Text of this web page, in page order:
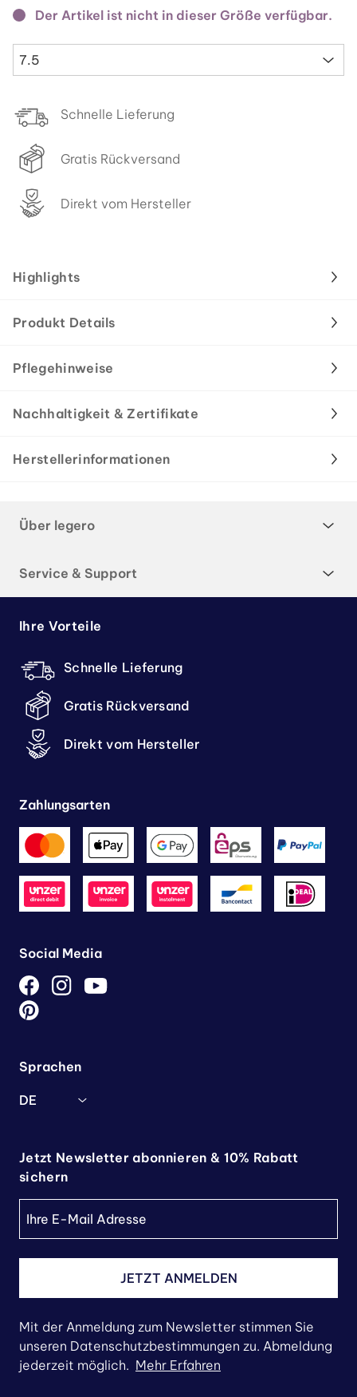
Der Artikel ist nicht in dieser Größe verfügbar.
7.5
Schnelle Lieferung
Gratis Rückversand
Direkt vom Hersteller
Highlights
Produkt Details
Pflegehinweise
Nachhaltigkeit & Zertifikate
Herstellerinformationen
Über legero
Service & Support
Ihre Vorteile
Schnelle Lieferung
Gratis Rückversand
Direkt vom Hersteller
Zahlungsarten
Social Media
Sprachen
DE
Jetzt Newsletter abonnieren & 10% Rabatt
sichern
JETZT ANMELDEN
Mit der Anmeldung zum Newsletter stimmen Sie
unseren Datenschutzbestimmungen zu. Abmeldung
jederzeit möglich. Mehr Erfahren